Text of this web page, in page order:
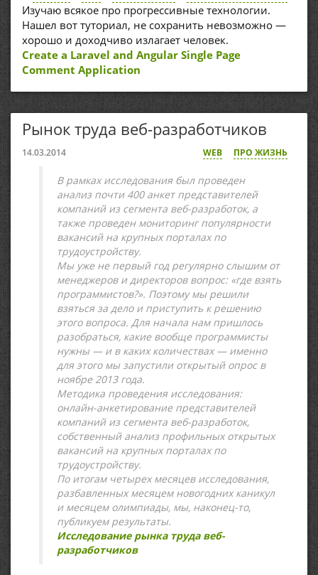
Изучаю всякое про прогрессивные технологии.
Нашел вот туториал, не сохранить невозможно —
хорошо и доходчиво излагает человек.
Create a Laravel and Angular Single Page
Comment Application
Рынок труда веб-разработчиков
14.03.2014 WEB ПРО ЖИЗНЬ
В рамках исследования был проведен
анализ почти 400 анкет представителей
компаний из сегмента веб-разработок, а
также проведен мониторинг популярности
вакансий на крупных порталах по
трудоустройству.
Мы уже не первый год регулярно слышим от
менеджеров и директоров вопрос: «где взять
программистов?». Поэтому мы решили
взяться за дело и приступить к решению
этого вопроса. Для начала нам пришлось
разобраться, какие вообще программисты
нужны — и в каких количествах — именно
для этого мы запустили открытый опрос в
ноябре 2013 года.
Методика проведения исследования:
онлайн-анкетирование представителей
компаний из сегмента веб-разработок,
собственный анализ профильных открытых
вакансий на крупных порталах по
трудоустройству.
По итогам четырех месяцев исследования,
разбавленных месяцем новогодних каникул
и месяцем олимпиады, мы, наконец-то,
публикуем результаты.
Исследование рынка труда веб-
разработчиков